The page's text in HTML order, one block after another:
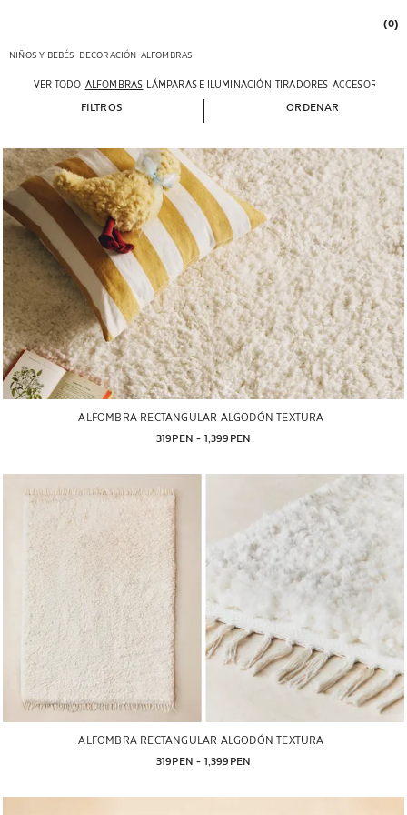
(0)
NIÑOS Y BEBÉS DECORACIÓN ALFOMBRAS
VER TODO ALFOMBRAS LÁMPARAS E ILUMINACIÓN TIRADORES ACCESORIOS
FILTROS ORDENAR
ALFOMBRA RECTANGULAR ALGODÓN TEXTURA
319PEN - 1,399PEN
ALFOMBRA RECTANGULAR ALGODÓN TEXTURA
319PEN - 1,399PEN